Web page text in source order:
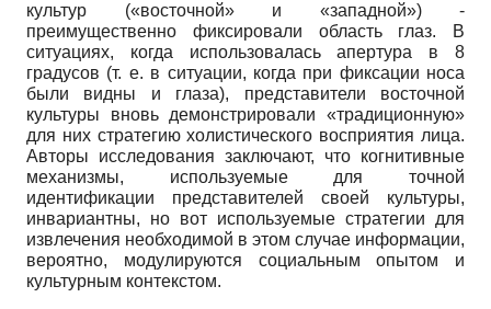
культур («восточной» и «западной») -
преимущественно фиксировали область глаз. В
ситуациях, когда использовалась апертура в 8
градусов (т. е. в ситуации, когда при фиксации носа
были видны и глаза), представители восточной
культуры вновь демонстрировали «традиционную»
для них стратегию холисти­ческого восприятия лица.
Авторы исследования заключают, что когнитивные
механизмы, используемые для точной
идентификации представителей своей культуры,
инвариантны, но вот используемые стратегии для
извлечения необходимой в этом случае информации,
вероятно, модулируются социальным опытом и
культурным контекстом.